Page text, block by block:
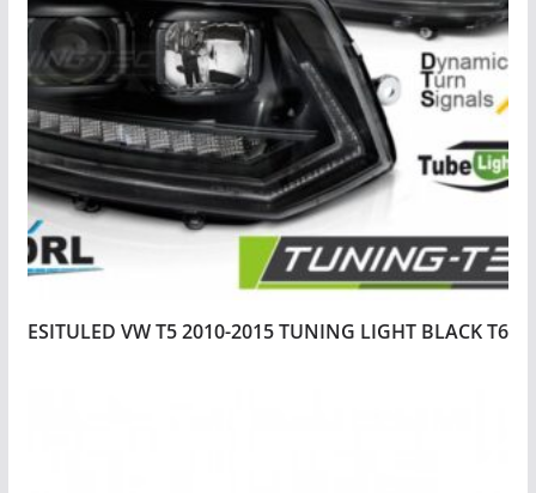
ESITULED VW T5 2010-2015 TUNING LIGHT BLACK T6